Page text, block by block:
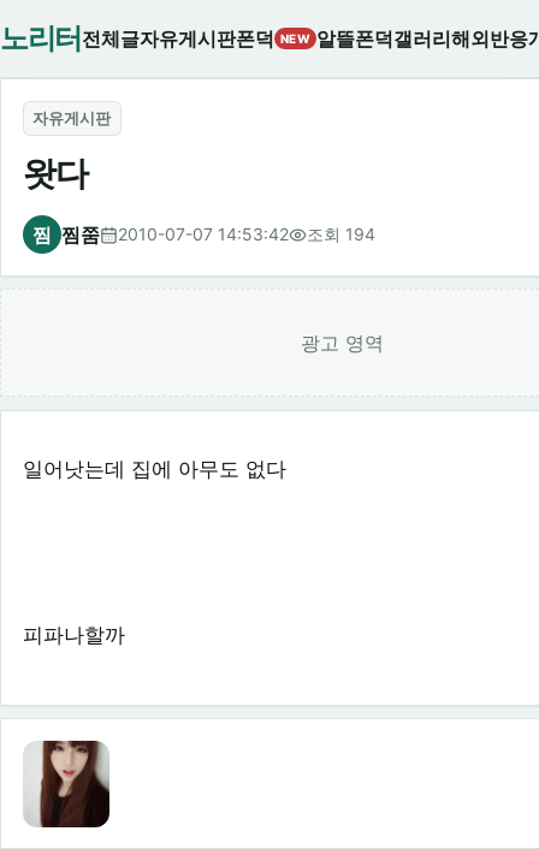
노리터 전체글자유게시판폰덕 NEW 알뜰폰덕갤러리해외반응
자유게시판
왓다
찜 찜쭘 2010-07-07 14:53:42 조회 194
광고 영역
일어낫는데 집에 아무도 없다
피파나할까